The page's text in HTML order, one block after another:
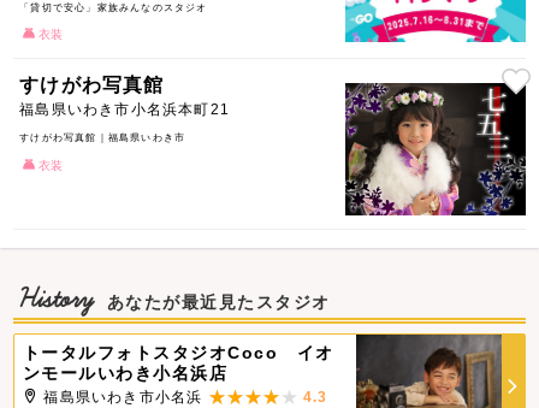
「貸切で安心」家族みんなのスタジオ
衣装
すけがわ写真館
福島県いわき市小名浜本町21
すけがわ写真館｜福島県いわき市
衣装
History あなたが最近見たスタジオ
トータルフォトスタジオCoco イオ
ンモールいわき小名浜店
福島県いわき市小名浜 4.3